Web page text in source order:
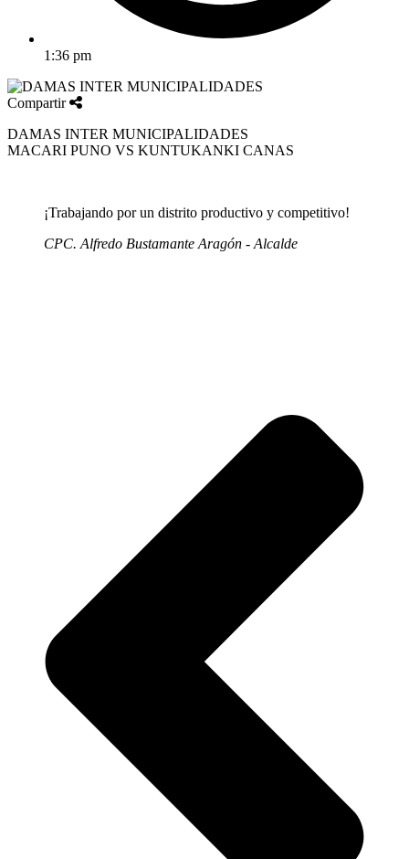
1:36 pm
Compartir
DAMAS INTER MUNICIPALIDADES
MACARI PUNO VS KUNTUKANKI CANAS
¡Trabajando por un distrito productivo y competitivo!
CPC. Alfredo Bustamante Aragón - Alcalde